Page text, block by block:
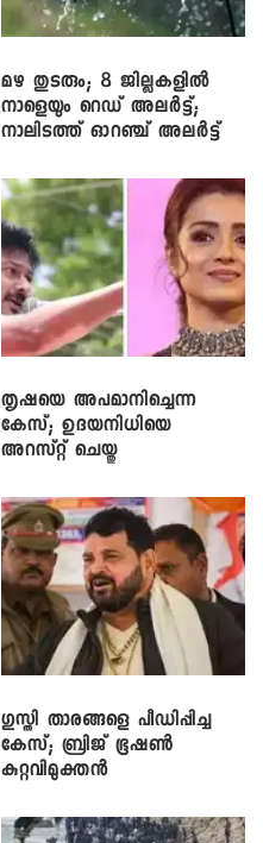
മഴ തുടരും; 8 ജില്ലകളിൽ
നാളെയും റെഡ് അലർട്ട്;
നാലിടത്ത് ഓറഞ്ച് അലർട്ട്
തൃഷയെ അപമാനിച്ചെന്ന
കേസ്; ഉദയനിധിയെ
അറസ്റ്റ് ചെയ്തു
​ഗുസ്തി താരങ്ങളെ പീഡിപ്പിച്ച
കേസ്; ബ്രിജ് ഭൂഷൺ
കുറ്റവിമുക്തൻ